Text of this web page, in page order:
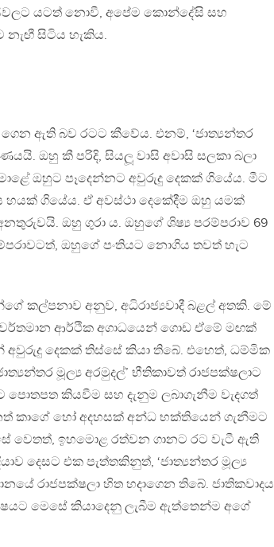
යටත් නොවී, අපේම කොන්දේසි සහ
නැඟී සිටිය හැකිය.
ඇති බව රටට කීවේය. එනම්, ‘ජාත්‍යන්තර
ඔහු කී පරිදි, සියලූ වාසි අවාසි සලකා බලා
ඔහුට පෑදෙන්නට අවුරුදු දෙකක් ගියේය. මීට
ගියේය. ඒ අවස්ථා දෙකේදීම ඔහු යමක්
ඔහු ගුරා ය. ඔහුගේ ශිෂ්‍ය පරම්පරාව 69
ඔහුගේ පංතියට නොගිය තවත් හැට
කල්පනාව අනුව, අධිරාජ්‍යවාදී බළල් අතකි. මේ
ආර්ථික අගාධයෙන් ගොඩ ඒමේ මඟක්
අවුරුදු දෙකක් තිස්සේ කියා තිබේ. එහෙත්, ධම්මික
මූල්‍ය අරමුදල්’ භීතිකාවත් රාජපක්ෂලාට
කියවීම සහ දැනුම ලබාගැනීම වැදගත්
කාගේ හෝ අදහසක් අන්ධ භක්තියෙන් ගැනීමට
වෙතත්, ඉහමොළ රත්වන ගානට රට වැටී ඇති
දෙසට එක පැත්තකිනුත්, ‘ජාත්‍යන්තර මූල්‍ය
රාජපක්ෂලා හිත හදාගෙන තිබේ. ජාතිකවාදය
මෙසේ කියාදෙනු ලැබීම ඇත්තෙන්ම අගේ